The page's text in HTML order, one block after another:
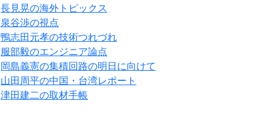
長見晃の海外トピックス
泉谷渉の視点
鴨志田元孝の技術つれづれ
服部毅のエンジニア論点
岡島義憲の集積回路の明日に向けて
山田周平の中国・台湾レポート
津田建二の取材手帳